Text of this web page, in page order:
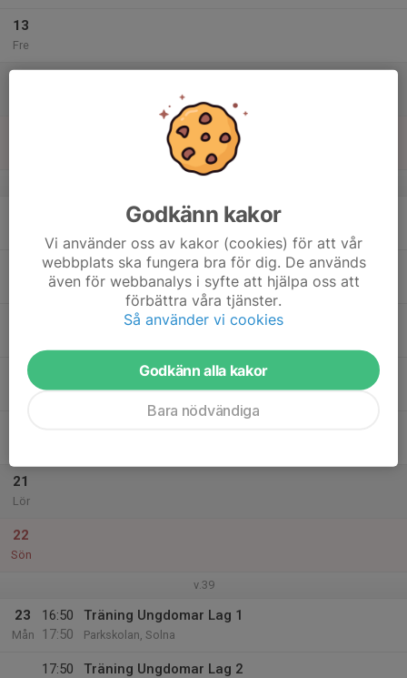
13
Fre
19
21
Lör
22
Sön
v.39
23
Mån
16:50
17:50
Träning Ungdomar Lag 1
Parkskolan, Solna
17:50
Träning Ungdomar Lag 2
Godkänn kakor
Vi använder oss av kakor (cookies) för att vår
webbplats ska fungera bra för dig. De används
även för webbanalys i syfte att hjälpa oss att
förbättra våra tjänster.
Så använder vi cookies
Godkänn alla kakor
Bara nödvändiga